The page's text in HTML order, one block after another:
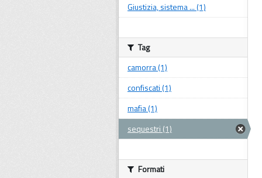
Giustizia, sistema ... (1)
Tag
camorra (1)
confiscati (1)
mafia (1)
sequestri (1)
Formati